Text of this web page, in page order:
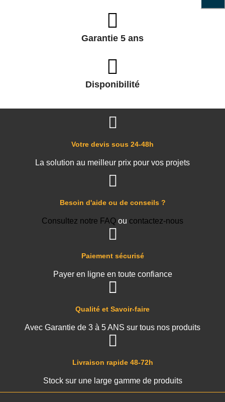
Garantie 5 ans
Disponibilité
Livraison rapide 48-72h
Stock sur une large gamme de produits
Qualité et Savoir-faire
Avec Garantie de 3 à 5 ANS sur tous nos produits
Paiement sécurisé
Payer en ligne en toute confiance
Besoin d'aide ou de conseils ?
Consultez notre FAQ ou contactez-nous
Votre devis sous 24-48h
La solution au meilleur prix pour vos projets